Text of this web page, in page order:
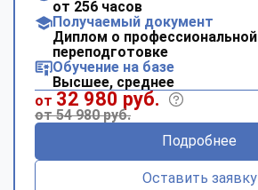
от 256 часов
Получаемый документ
Диплом о профессиональной
переподготовке
Обучение на базе
Высшее, среднее
от 32 980 руб.
от 54 980 руб.
Подробнее
Оставить заявку